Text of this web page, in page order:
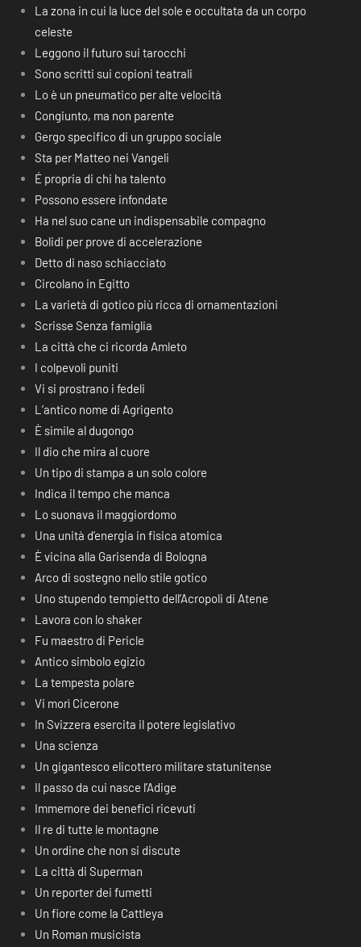
La zona in cui la luce del sole e occultata da un corpo
celeste
Leggono il futuro sui tarocchi
Sono scritti sui copioni teatrali
Lo è un pneumatico per alte velocità
Congiunto, ma non parente
Gergo specifico di un gruppo sociale
Sta per Matteo nei Vangeli
É propria di chi ha talento
Possono essere infondate
Ha nel suo cane un indispensabile compagno
Bolidi per prove di accelerazione
Detto di naso schiacciato
Circolano in Egitto
La varietà di gotico più ricca di ornamentazioni
Scrisse Senza famiglia
La città che ci ricorda Amleto
I colpevoli puniti
Vi si prostrano i fedeli
L’antico nome di Agrigento
È simile al dugongo
Il dio che mira al cuore
Un tipo di stampa a un solo colore
Indica il tempo che manca
Lo suonava il maggiordomo
Una unità d’energia in fisica atomica
È vicina alla Garisenda di Bologna
Arco di sostegno nello stile gotico
Uno stupendo tempietto dell’Acropoli di Atene
Lavora con lo shaker
Fu maestro di Pericle
Antico simbolo egizio
La tempesta polare
Vi morì Cicerone
In Svizzera esercita il potere legislativo
Una scienza
Un gigantesco elicottero militare statunitense
Il passo da cui nasce l’Adige
Immemore dei benefici ricevuti
Il re di tutte le montagne
Un ordine che non si discute
La città di Superman
Un reporter dei fumetti
Un fiore come la Cattleya
Un Roman musicista